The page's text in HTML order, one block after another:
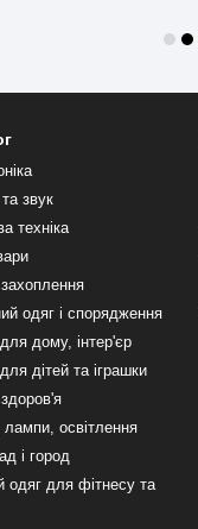
звук
техніка
одяг і спорядження
дому, інтер'єр
дітей та іграшки
лампи, освітлення
і город
одяг для фітнесу та